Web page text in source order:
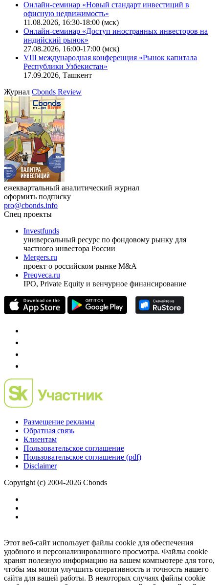
Онлайн-семинар «Новый стандарт инвестиций в
офисную недвижимость»
11.08.2026, 16:30-18:00 (мск)
Онлайн-семинар «Доступ иностранных инвесторов на
индийский рынок»
27.08.2026, 16:00-17:00 (мск)
VIII международная конференция «Рынок капитала
Республики Узбекистан»
17.09.2026, Ташкент
Журнал Cbonds Review
ежеквартальный аналитический журнал
оформить подписку
pro@cbonds.info
Спец проекты
Investfunds
универсальный ресурс по фондовому рынку для
частного инвестора России
Mergers.ru
проект о российском рынке M&A
Preqveca.ru
IPO, Private Equity и венчурное финансирование
Размещение рекламы
Обратная связь
Клиентам
Пользовательское соглашение
Пользовательское соглашение (pdf)
Disclaimer
Copyright (c) 2004-2026 Cbonds
Этот веб-сайт использует файлы cookie для обеспечения
удобного и персонализированного просмотра. Файлы cookie
хранят полезную информацию на вашем компьютере для того,
чтобы мы могли улучшить оперативность и точность нашего
сайта для вашей работы. В некоторых случаях файлы cookie